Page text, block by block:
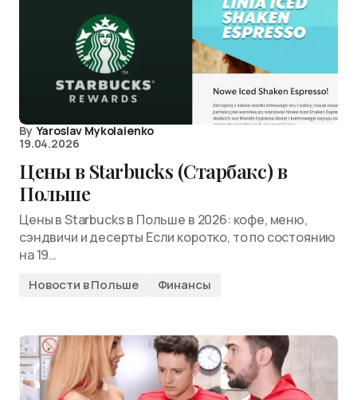
By Yaroslav Mykolaienko
19.04.2026
Цены в Starbucks (Старбакс) в
Польше
Цены в Starbucks в Польше в 2026: кофе, меню,
сэндвичи и десерты Если коротко, то по состоянию
на 19…
Новости в Польше Финансы